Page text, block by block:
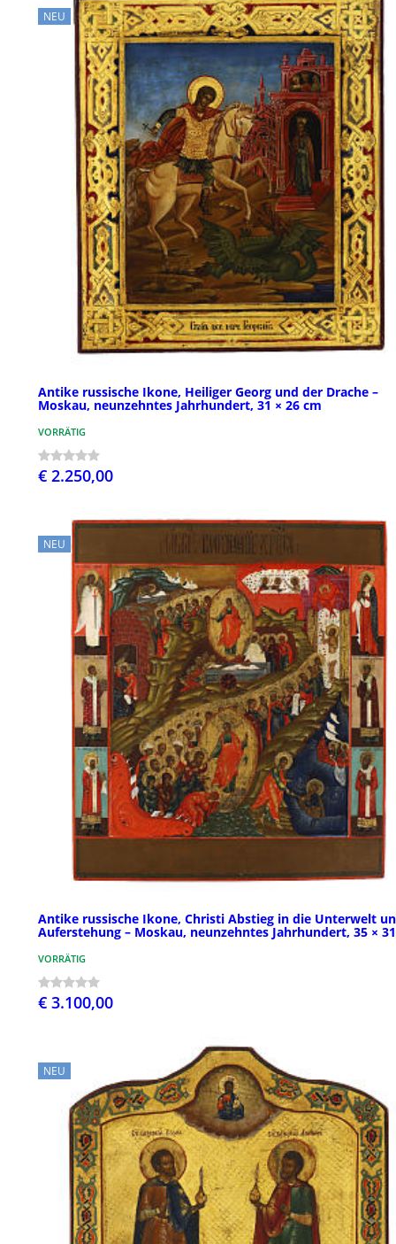
NEU
Antike russische Ikone, Heiliger Georg und der Drache –
Moskau, neunzehntes Jahrhundert, 31 × 26 cm
VORRÄTIG
€ 2.250,00
NEU
Antike russische Ikone, Christi Abstieg in die Unterwelt
Auferstehung – Moskau, neunzehntes Jahrhundert, 35 ×
VORRÄTIG
€ 3.100,00
NEU